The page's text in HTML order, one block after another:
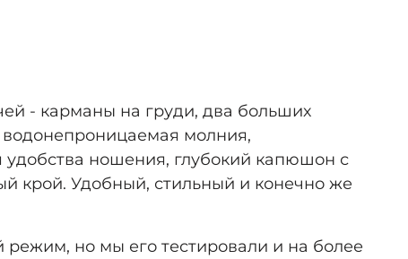
- карманы на груди, два больших
молния,
ношения, глубокий капюшон с
крой. Удобный, стильный и конечно же
но мы его тестировали и на более